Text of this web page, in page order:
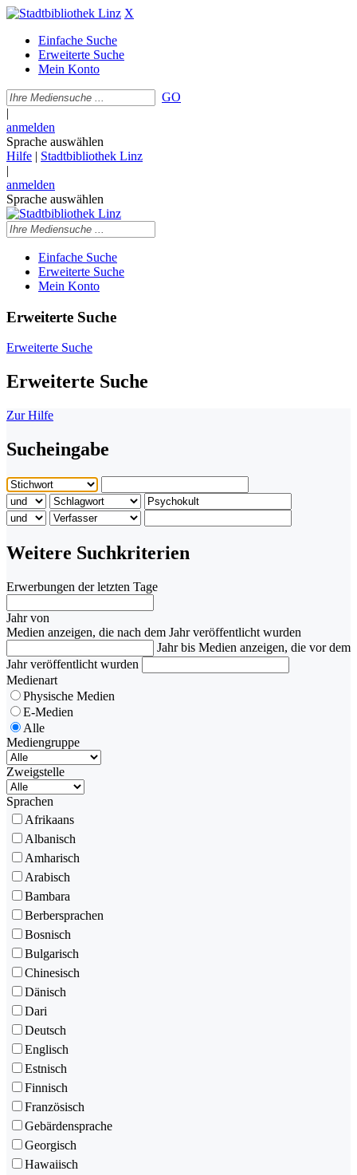
X
Einfache Suche
Erweiterte Suche
Mein Konto
GO
|
anmelden
Sprache auswählen
Hilfe | Stadtbibliothek Linz
|
anmelden
Sprache auswählen
Einfache Suche
Erweiterte Suche
Mein Konto
Erweiterte Suche
Erweiterte Suche
Erweiterte Suche
Zur Hilfe
Sucheingabe
Weitere Suchkriterien
Erwerbungen der letzten Tage
Jahr von
Medien anzeigen, die nach dem Jahr veröffentlicht wurden
Jahr bis Medien anzeigen, die vor dem
Jahr veröffentlicht wurden
Medienart
Physische Medien
E-Medien
Alle
Mediengruppe
Zweigstelle
Sprachen
Afrikaans
Albanisch
Amharisch
Arabisch
Bambara
Berbersprachen
Bosnisch
Bulgarisch
Chinesisch
Dänisch
Dari
Deutsch
Englisch
Estnisch
Finnisch
Französisch
Gebärdensprache
Georgisch
Hawaiisch